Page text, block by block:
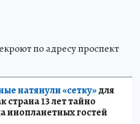
по адресу проспект
натянули «сетку»для
страна 13 лет тайно
инопланетных гостей